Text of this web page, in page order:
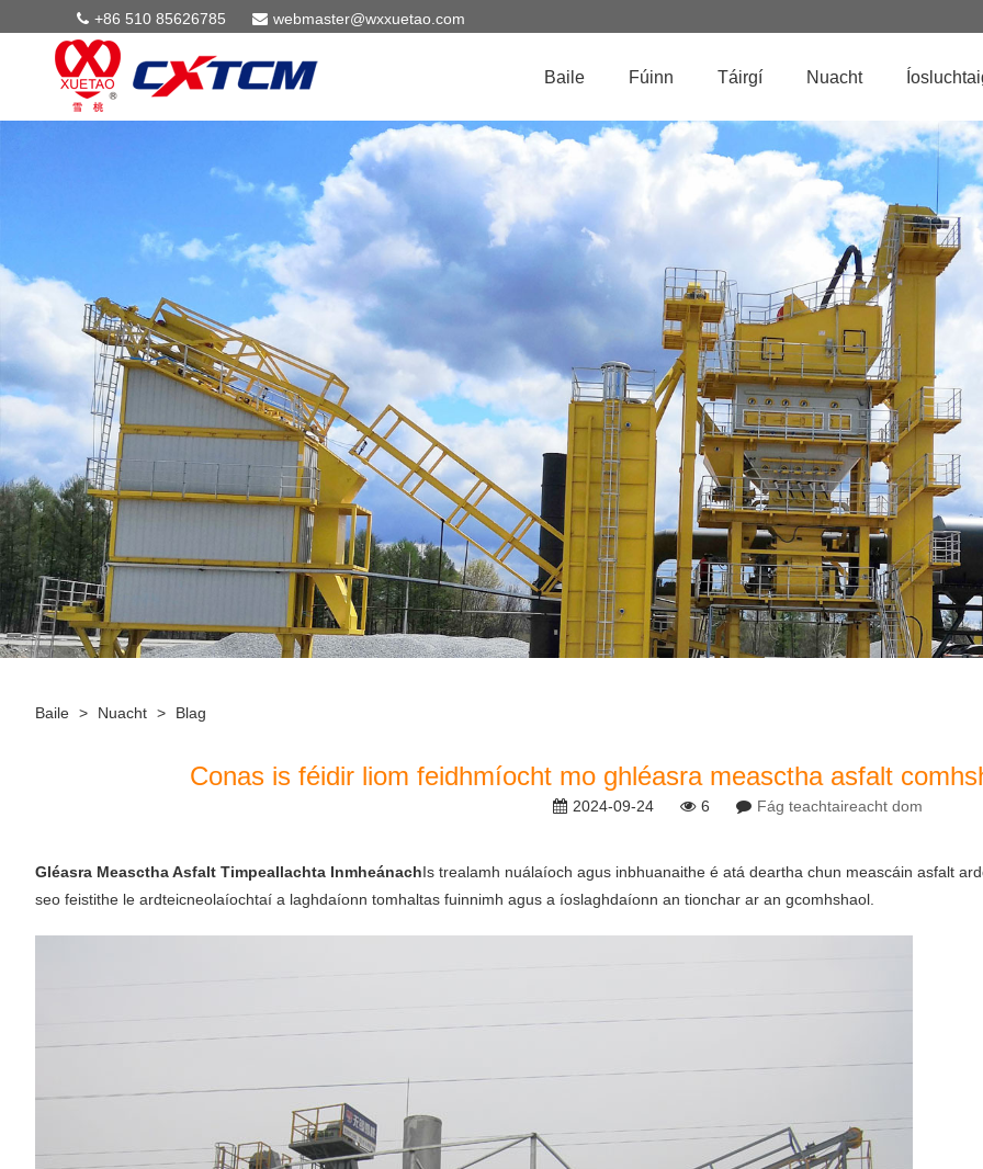
+86 510 85626785 webmaster@wxxuetao.com
Baile Fúinn Táirgí Nuacht
Baile > Nuacht > Blag
Conas is féidir liom feidhmíocht mo ghléasra measctha asfalt
2024-09-24 6 Fág teachtaireacht dom
Gléasra Measctha Asfalt Timpeallachta InmheánachIs trealamh nuálaíoch agus inbhuanaithe é atá deartha chun meascáin asfalt
seo feistithe le ardteicneolaíochtaí a laghdaíonn tomhaltas fuinnimh agus a íoslaghdaíonn an tionchar ar an gcomhshaol.